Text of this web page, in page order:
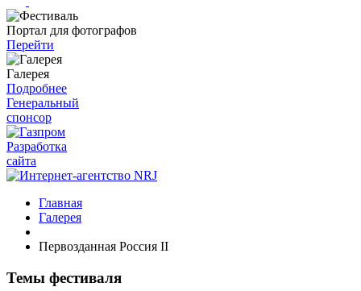
Портал для фотографов
Перейти
Галерея
Подробнее
Генеральный
спонсор
Разработка
сайта
Главная
Галерея
Первозданная Россия II
Темы фестиваля